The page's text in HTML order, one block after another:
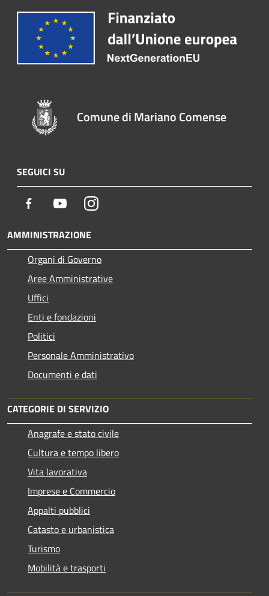
Comune di Mariano Comense
SEGUICI SU
Facebook YoutubeInstagram
AMMINISTRAZIONE
Organi di Governo
Aree Amministrative
Uffici
Enti e fondazioni
Politici
Personale Amministrativo
Documenti e dati
CATEGORIE DI SERVIZIO
Anagrafe e stato civile
Cultura e tempo libero
Vita lavorativa
Imprese e Commercio
Appalti pubblici
Catasto e urbanistica
Turismo
Mobilità e trasporti